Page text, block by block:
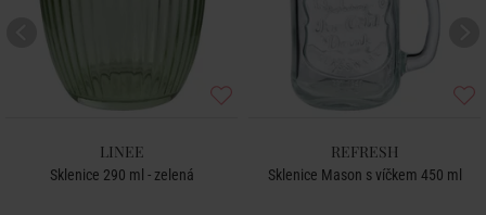
LINEE
Sklenice 290 ml - zelená
REFRESH
Sklenice Mason s víčkem 450 ml